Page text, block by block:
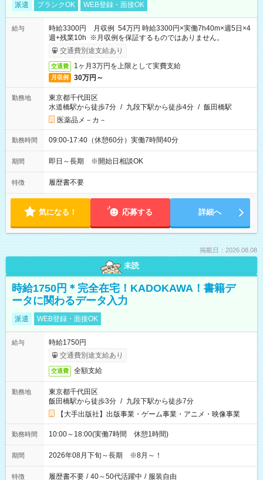
派遣 ブランクOK WEB登録・面接OK
給与
時給3300円 月収例 54万円 時給3300円×実働7h40m×週5日×4
週+残業10h ※月収例を保証するものではありません。
交通費別途支給あり
交通費 1ヶ月3万円を上限として実費支給
月収例 30万円～
勤務地
東京都千代田区
水道橋駅から徒歩7分 / 九段下駅から徒歩4分 / 飯田橋駅
医薬品メ－カ－
勤務時間 09:00-17:40（休憩60分）実働7時間40分
期間 即日～長期 ※開始日相談OK
特徴 履歴書不要
気になる！ 応募する 詳細へ
掲載日：2026.08.08
未読
時給1750円＊完全在宅！KADOKAWA！書籍デ
ータに関わるデータ入力
派遣 WEB登録・面接OK
給与
時給1750円
交通費別途支給あり
交通費 全額支給
勤務地
東京都千代田区
飯田橋駅から徒歩3分 / 九段下駅から徒歩7分
【大手出版社】出版事業・ゲーム事業・アニメ・映像事業
勤務時間 10:00～18:00(実働7時間 休憩1時間)
期間 2026年08月下旬～長期 ※8月～！
特徴 履歴書不要 / 40～50代活躍中 / 服装自由